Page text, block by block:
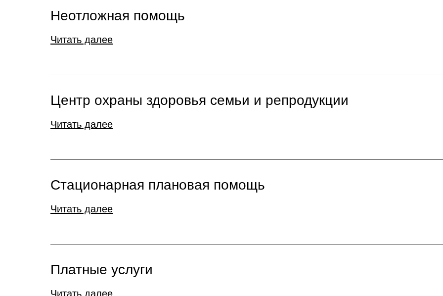
Неотложная помощь
Читать далее
Центр охраны здоровья семьи и репродукции
Читать далее
Стационарная плановая помощь
Читать далее
Платные услуги
Читать далее